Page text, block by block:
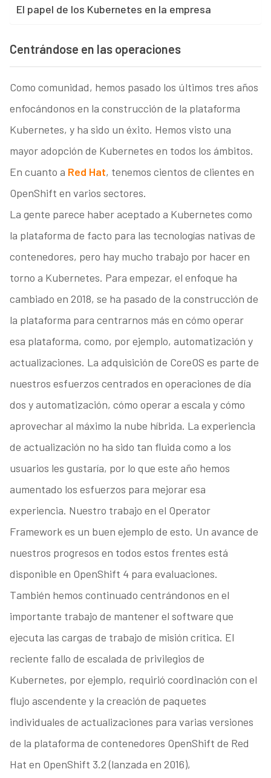
El papel de los Kubernetes en la empresa
Centrándose en las operaciones
Como comunidad, hemos pasado los últimos tres años
enfocándonos en la construcción de la plataforma
Kubernetes, y ha sido un éxito. Hemos visto una
mayor adopción de Kubernetes en todos los ámbitos.
En cuanto a Red Hat, tenemos cientos de clientes en
OpenShift en varios sectores.
La gente parece haber aceptado a Kubernetes como
la plataforma de facto para las tecnologías nativas de
contenedores, pero hay mucho trabajo por hacer en
torno a Kubernetes. Para empezar, el enfoque ha
cambiado en 2018, se ha pasado de la construcción de
la plataforma para centrarnos más en cómo operar
esa plataforma, como, por ejemplo, automatización y
actualizaciones. La adquisición de CoreOS es parte de
nuestros esfuerzos centrados en operaciones de día
dos y automatización, cómo operar a escala y cómo
aprovechar al máximo la nube híbrida. La experiencia
de actualización no ha sido tan fluida como a los
usuarios les gustaría, por lo que este año hemos
aumentado los esfuerzos para mejorar esa
experiencia. Nuestro trabajo en el Operator
Framework es un buen ejemplo de esto. Un avance de
nuestros progresos en todos estos frentes está
disponible en OpenShift 4 para evaluaciones.
También hemos continuado centrándonos en el
importante trabajo de mantener el software que
ejecuta las cargas de trabajo de misión crítica. El
reciente fallo de escalada de privilegios de
Kubernetes, por ejemplo, requirió coordinación con el
flujo ascendente y la creación de paquetes
individuales de actualizaciones para varias versiones
de la plataforma de contenedores OpenShift de Red
Hat en OpenShift 3.2 (lanzada en 2016),